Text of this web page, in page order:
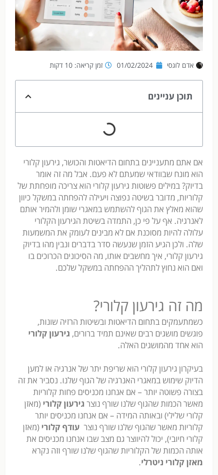
אדם לוגסי 01/02/2024 זמן קריאה: 10 דקות
תוכן עניינים
אם אתם מתעניינים בתחום הדיאטות והכושר, גירעון קלורי
הוא מונח שבוודאי שמעתם לא פעם. אבל מה זה אומר
בדיוק? במילים פשוטות גירעון קלורי הוא צריכה מופחתת של
קלוריות, מדובר בשיטה נפוצה ויעילה להפחתה במשקל כיוון
שהוא מאלץ את הגוף להשתמש במאגרי שומן ולהמיר אותם
לאנרגיה. אף על פי כן, התמדה בשיטת הגירעון הקלורי
עלולה להיות מסוכנת אם לא מבינים לעומק את המשמעות
שלה. ולכן הגיע הזמן שנעשה סדר בדברים ונבין מהו בדיוק
גירעון קלורי, איך מחשבים אותו, מה הסיכונים הכרוכים בו
ואם הוא נחוץ לתהליך ההפחתה במשקל שלכם.
מה זה גירעון קלורי?
כשמתעמקים בתחום הדיאטות ובשיטות הרזיה שונות,
פוגשים מושגים רבים שאינם תמיד ברורים, גירעון קלורי
הוא אחד מהמושגים האלה.
בעיקרון גירעון קלורי הוא שריפת יתר של אנרגיה או למען
הדיוק שימוש במאגרי האנרגיה של הגוף שלנו. נסביר את זה
בצורה פשוטה יותר – אם אנחנו מכניסים פחות קלוריות
מאשר הכמות שהגוף שלנו שורף נוצר גירעון קלורי (מאזן
קלורי שלילי) ובאותה המידה – אם אנחנו מכניסים יותר
קלוריות מאשר שהגוף שלנו שורף נוצר עודף קלורי (מאזן
קלורי חיובי), יכול להיווצר גם מצב שבו אנחנו מכניסים את
אותה הכמות של הקלוריות שהגוף שלנו שורף וזה נקרא
מאזן קלורי ניטרלי.